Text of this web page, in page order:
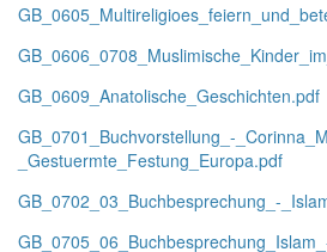
GB_0609_Anatolische_Geschichten.pdf
GB_0701_Buchvorstellung_-
_Gestuermte_Festung_Europa.pdf
GB_0702_03_Buchbesprechung_-